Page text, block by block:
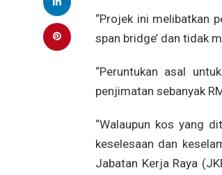
“Projek ini melibatkan
span bridge’ dan tidak
“Peruntukan asal
penjimatan sebanyak
“Walaupun kos yang
keselesaan dan
Jabatan Kerja Raya